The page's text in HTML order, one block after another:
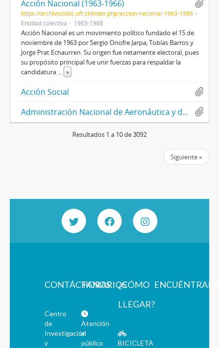
Acción Nacional (1963-1966)
https://archivocidoc.uft.cl/index.php/accion-nacional-1963-1966
Entidad colectiva
1963-1966
Acción Nacional es un movimiento político fundado el 15 de
noviembre de 1963 por Sergio Onofre Jarpa; Tobías Barros y
Jorge Prat Echaurren. Su origen fue netamente electoral, pues
su propósito principal fue unir fuerzas para respaldar la
candidatura ... »
Acción Social
Administración Nacional de Aeronáutica y del Espacio (NASA) (1958-)
Resultados 1 a 10 de 3092
Siguiente »
CONTÁCTANOS
Centro
de
Investigación
y
HORARIOS
Atención
al
público
¿CÓMO
LLEGAR?
BICICLETA